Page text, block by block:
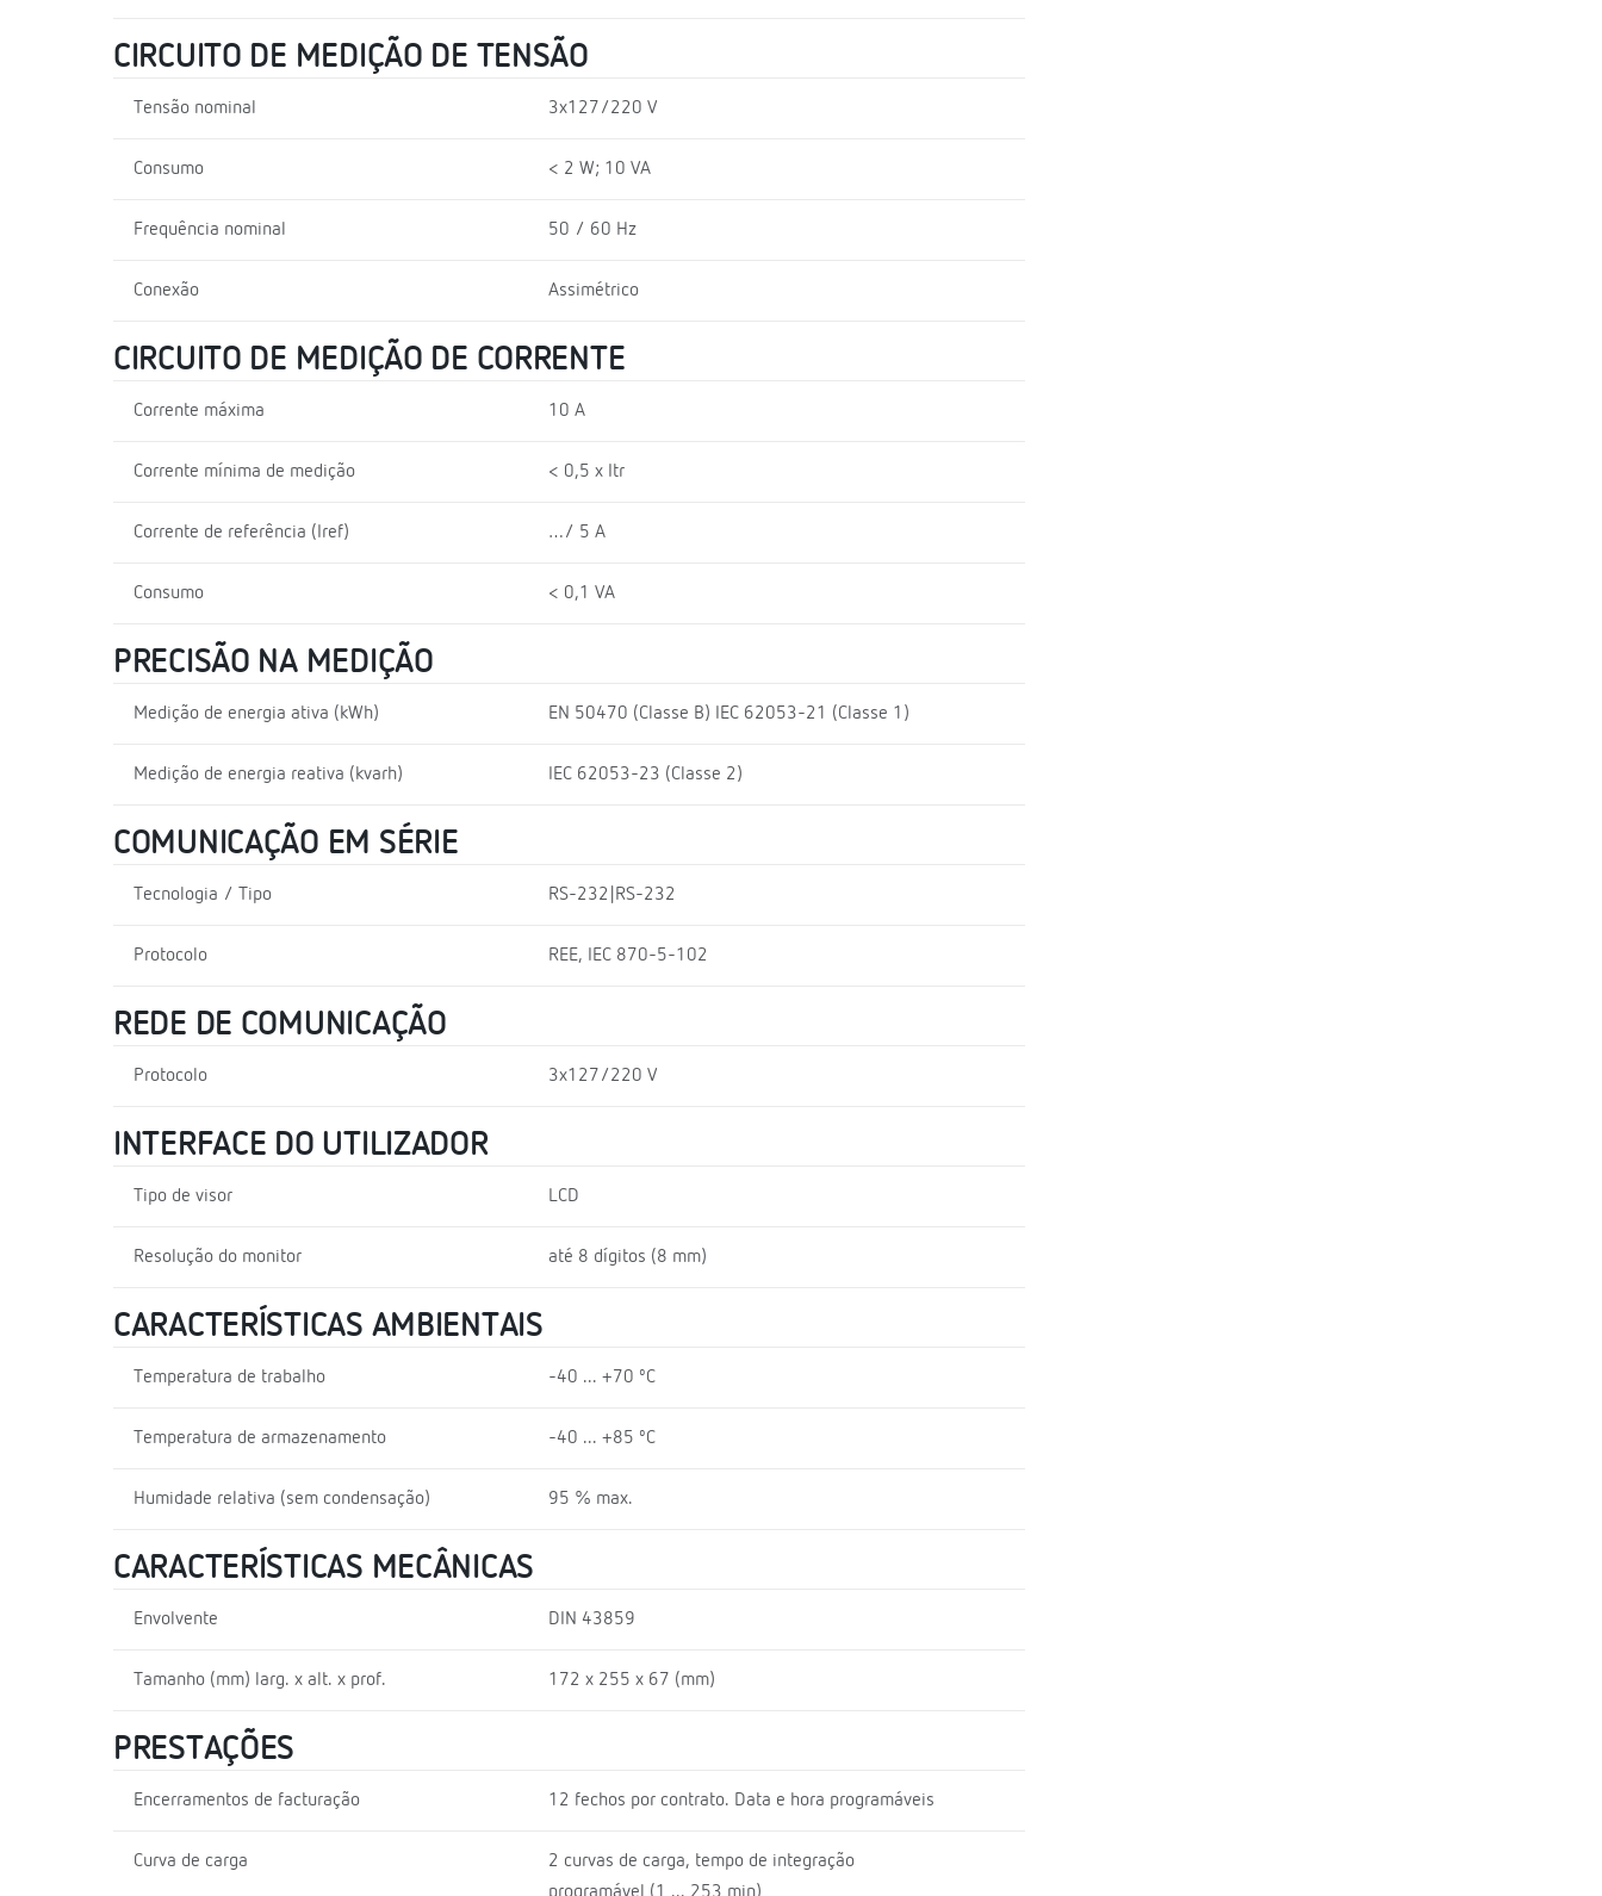
CIRCUITO DE MEDIÇÃO DE TENSÃO
Tensão nominal 3x127/220 V
Consumo < 2 W; 10 VA
Frequência nominal 50 / 60 Hz
Conexão Assimétrico
CIRCUITO DE MEDIÇÃO DE CORRENTE
Corrente máxima 10 A
Corrente mínima de medição < 0,5 x Itr
Corrente de referência (Iref) …/ 5 A
Consumo < 0,1 VA
PRECISÃO NA MEDIÇÃO
Medição de energia ativa (kWh) EN 50470 (Classe B) IEC 62053-21 (Classe 1)
Medição de energia reativa (kvarh) IEC 62053-23 (Classe 2)
COMUNICAÇÃO EM SÉRIE
Tecnologia / Tipo RS-232|RS-232
Protocolo REE, IEC 870-5-102
REDE DE COMUNICAÇÃO
Protocolo 3x127/220 V
INTERFACE DO UTILIZADOR
Tipo de visor LCD
Resolução do monitor até 8 dígitos (8 mm)
CARACTERÍSTICAS AMBIENTAIS
Temperatura de trabalho -40 ... +70 ºC
Temperatura de armazenamento -40 ... +85 ºC
Humidade relativa (sem condensação) 95 % max.
CARACTERÍSTICAS MECÂNICAS
Envolvente DIN 43859
Tamanho (mm) larg. x alt. x prof. 172 x 255 x 67 (mm)
PRESTAÇÕES
Encerramentos de facturação 12 fechos por contrato. Data e hora programáveis
Curva de carga
2 curvas de carga, tempo de integração
programável (1 ... 253 min)